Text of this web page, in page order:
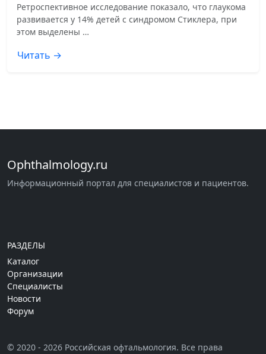
Ретроспективное исследование показало, что глаукома
развивается у 14% детей с синдромом Стиклера, при
этом выделены …
Читать →
Ophthalmology.ru
Информационный портал для специалистов и пациентов.
РАЗДЕЛЫ
Каталог
Организации
Специалисты
Новости
Форум
© 2020 - 2026 Российская офтальмология. Все права